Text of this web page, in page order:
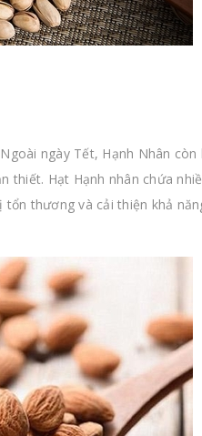
ngày Tết, Hạnh Nhân
thiết. Hạt Hạnh nhân chứa
thương và cải thiện khả